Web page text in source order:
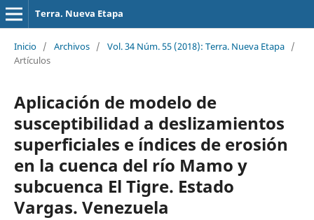
Terra. Nueva Etapa
Inicio / Archivos / Vol. 34 Núm. 55 (2018): Terra. Nueva Etapa /
Artículos
Aplicación de modelo de
susceptibilidad a deslizamientos
superficiales e índices de erosión
en la cuenca del río Mamo y
subcuenca El Tigre. Estado
Vargas. Venezuela